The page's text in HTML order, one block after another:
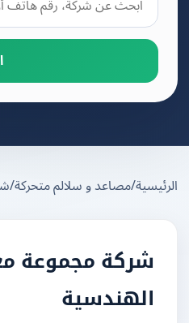
ابحث
/مصاعد و سلالم متحركة/شركة
شركة مجموعة
الهندسية